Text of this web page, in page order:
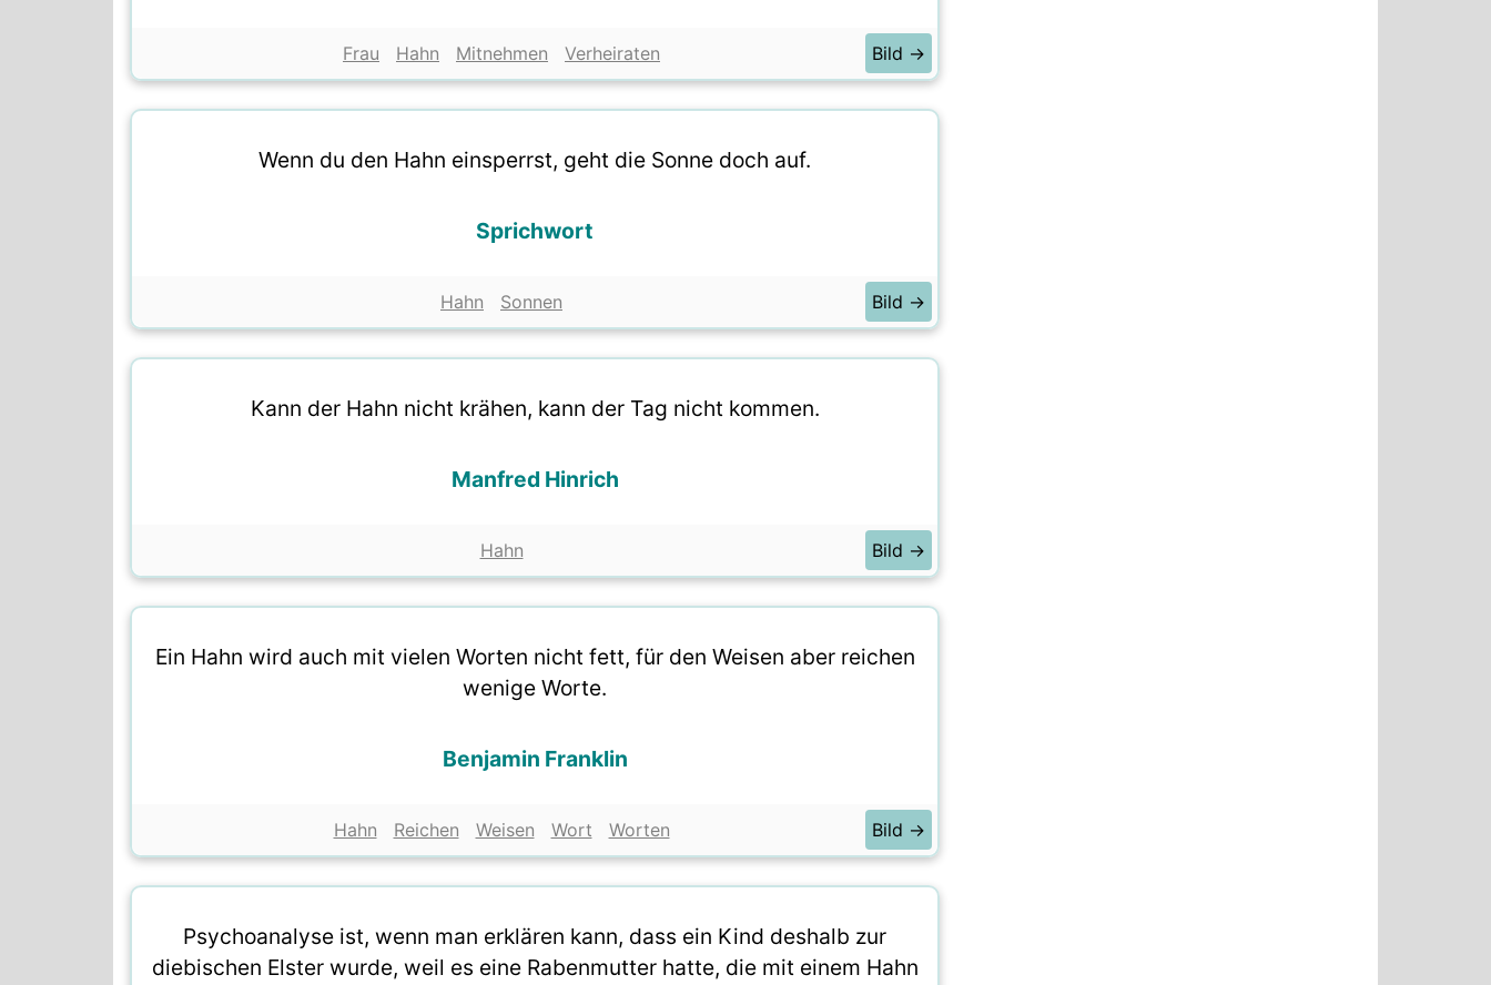
Frau Hahn Mitnehmen Verheiraten Bild →
Wenn du den Hahn einsperrst, geht die Sonne doch auf.
Sprichwort
Hahn Sonnen Bild →
Kann der Hahn nicht krähen, kann der Tag nicht kommen.
Manfred Hinrich
Hahn Bild →
Ein Hahn wird auch mit vielen Worten nicht fett, für den Weisen aber reichen
wenige Worte.
Benjamin Franklin
Hahn Reichen Weisen Wort Worten Bild →
Psychoanalyse ist, wenn man erklären kann, dass ein Kind deshalb zur
diebischen Elster wurde, weil es eine Rabenmutter hatte, die mit einem Hahn